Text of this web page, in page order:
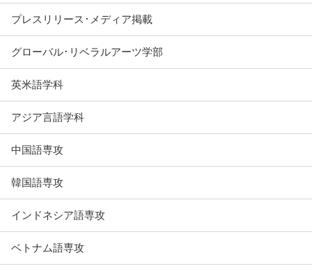
プレスリリース･メディア掲載
グローバル･リベラルアーツ学部
英米語学科
アジア言語学科
中国語専攻
韓国語専攻
インドネシア語専攻
ベトナム語専攻